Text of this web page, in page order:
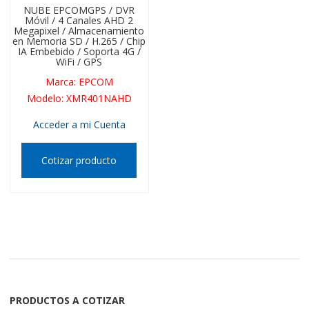
NUBE EPCOMGPS / DVR
Móvil / 4 Canales AHD 2
Megapixel / Almacenamiento
en Memoria SD / H.265 / Chip
IA Embebido / Soporta 4G /
WiFi / GPS
Marca: EPCOM
Modelo: XMR401NAHD
Acceder a mi Cuenta
Cotizar producto
PRODUCTOS A COTIZAR